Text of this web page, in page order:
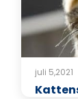
juli 5,2021